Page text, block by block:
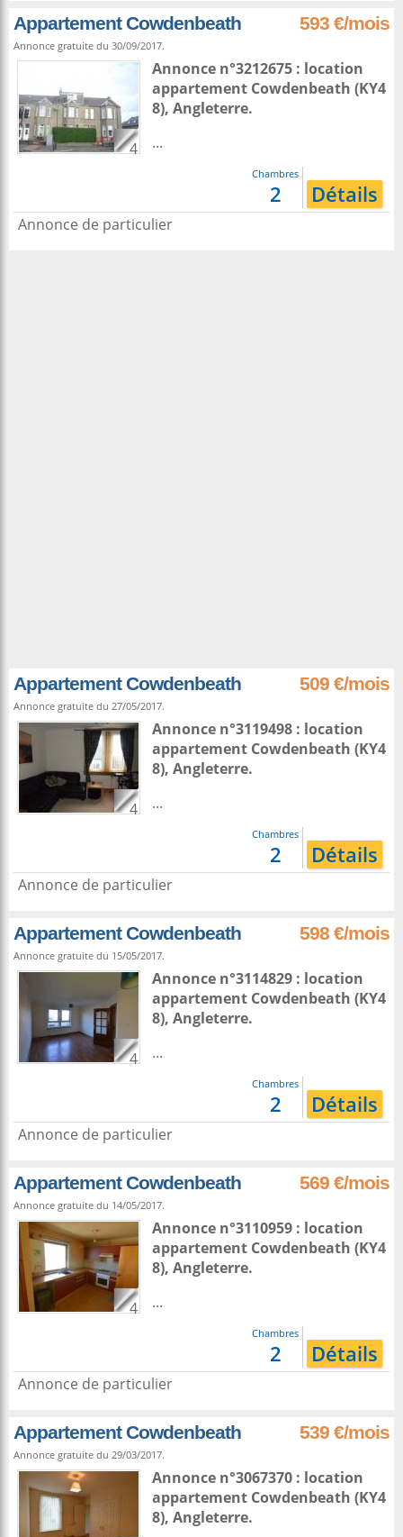
Appartement Cowdenbeath 593 €/mois
Annonce gratuite du 30/09/2017.
4
Annonce n°3212675 : location
appartement Cowdenbeath (KY4
8), Angleterre.
...
Chambres
2 Détails
Annonce de particulier
Appartement Cowdenbeath 509 €/mois
Annonce gratuite du 27/05/2017.
4
Annonce n°3119498 : location
appartement Cowdenbeath (KY4
8), Angleterre.
...
Chambres
2 Détails
Annonce de particulier
Appartement Cowdenbeath 598 €/mois
Annonce gratuite du 15/05/2017.
4
Annonce n°3114829 : location
appartement Cowdenbeath (KY4
8), Angleterre.
...
Chambres
2 Détails
Annonce de particulier
Appartement Cowdenbeath 569 €/mois
Annonce gratuite du 14/05/2017.
4
Annonce n°3110959 : location
appartement Cowdenbeath (KY4
8), Angleterre.
...
Chambres
2 Détails
Annonce de particulier
Appartement Cowdenbeath 539 €/mois
Annonce gratuite du 29/03/2017.
Annonce n°3067370 : location
appartement Cowdenbeath (KY4
8), Angleterre.